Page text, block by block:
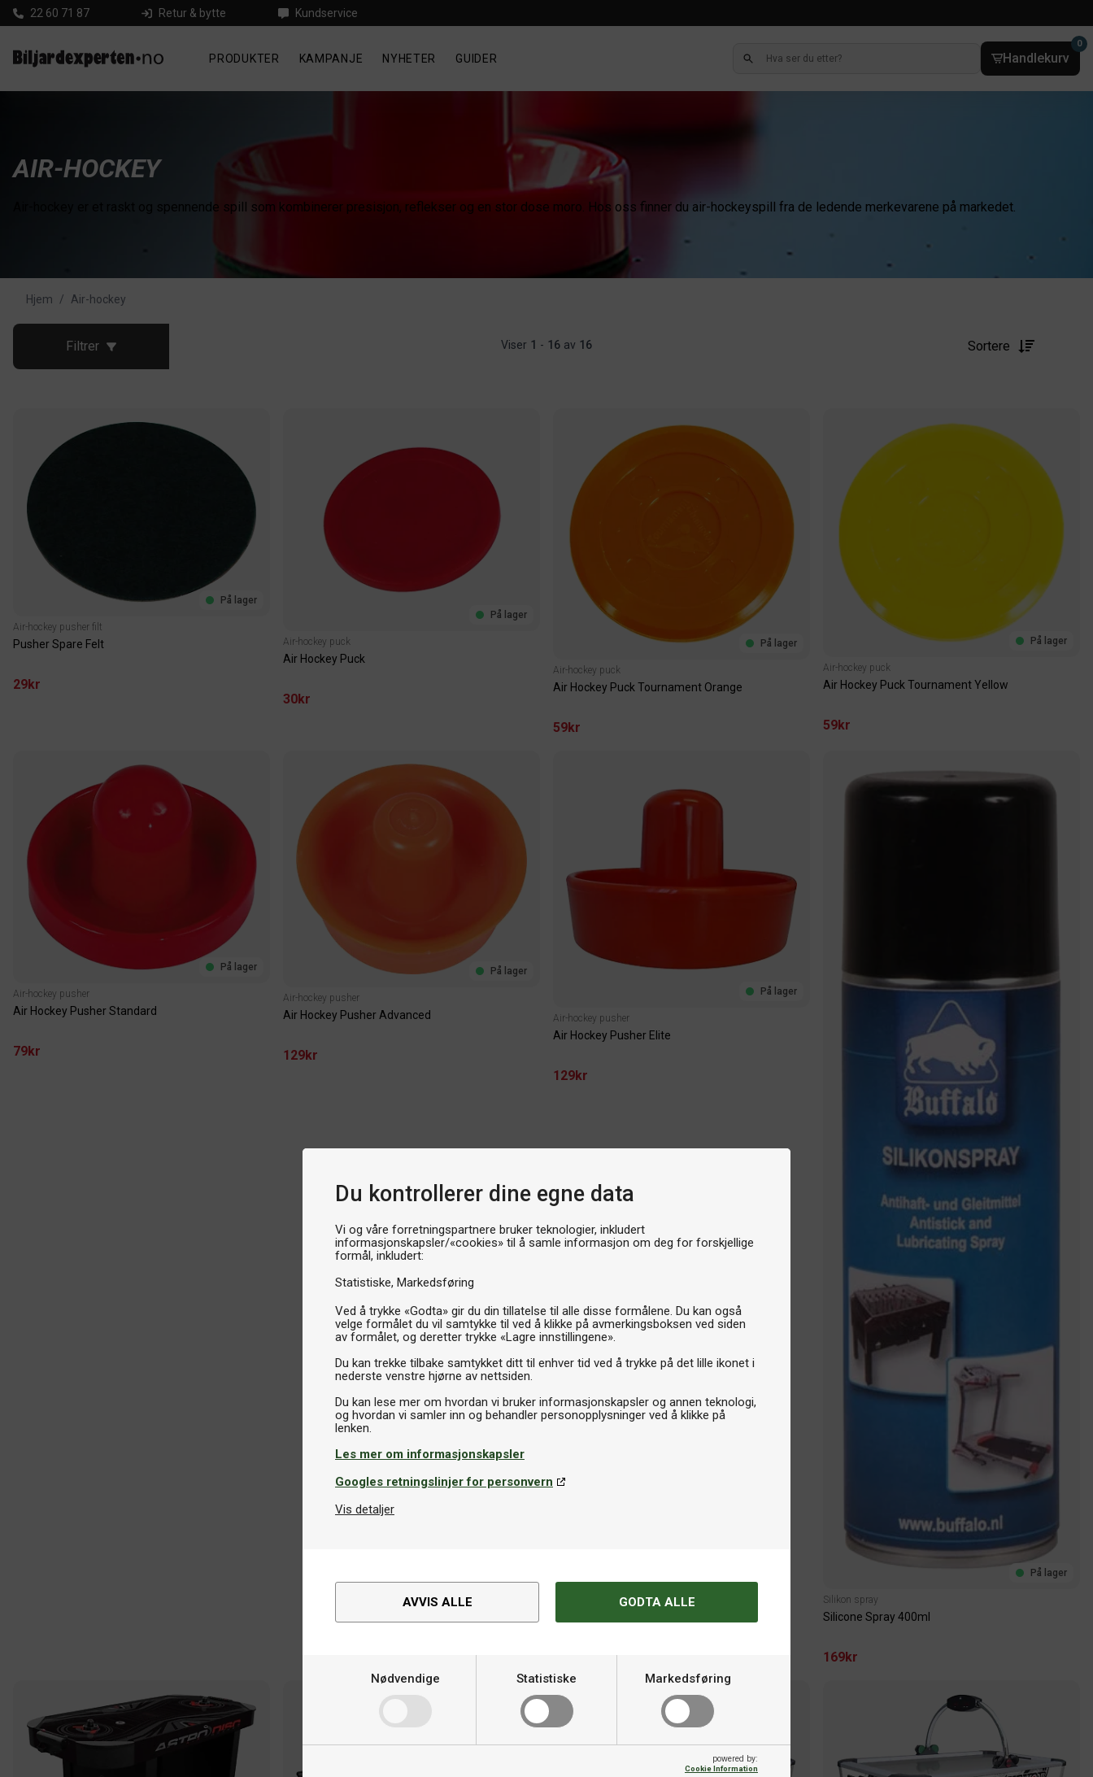
Du kontrollerer dine egne data
Vi og våre forretningspartnere bruker teknologier, inkludert
informasjonskapsler/«cookies» til å samle informasjon om deg for forskjellige
formål, inkludert:
Statistiske Markedsføring
Ved å trykke «Godta» gir du din tillatelse til alle disse formålene. Du kan også
velge formålet du vil samtykke til ved å klikke på avmerkingsboksen ved siden
av formålet, og deretter trykke «Lagre innstillingene».
Du kan trekke tilbake samtykket ditt til enhver tid ved å trykke på det lille ikonet i
nederste venstre hjørne av nettsiden.
Du kan lese mer om hvordan vi bruker informasjonskapsler og annen teknologi,
og hvordan vi samler inn og behandler personopplysninger ved å klikke på
Les mer om informasjonskapsler
Googles retningslinjer for personvern
Vis detaljer
AVVIS ALLE GODTA ALLE
Nødvendige Statistiske Markedsføring
powered by:
Cookie Information
22 60 71 87 Retur & bytte Kundservice
PRODUKTER KAMPANJE NYHETER GUIDER Handlekurv
0
AIR-HOCKEY
Air-hockey er et raskt og spennende spill som kombinerer presisjon, reflekser og en stor dose moro. Hos oss finner du air-hockeyspill fra de ledende merkevarene på markedet.
Hjem / Air-hockey
Filtrer Viser 1 - 16 av 16 Sortere
På lager
Air-hockey pusher filt
Pusher Spare Felt
29kr
På lager
Air-hockey puck
Air Hockey Puck
30kr
På lager
Air-hockey puck
Air Hockey Puck Tournament Orange
59kr
På lager
Air-hockey puck
Air Hockey Puck Tournament Yellow
59kr
På lager
Air-hockey pusher
Air Hockey Pusher Standard
79kr
På lager
Air-hockey pusher
Air Hockey Pusher Advanced
129kr
På lager
Air-hockey pusher
Air Hockey Pusher Elite
129kr
På lager
Silikon spray
Silicone Spray 400ml
169kr